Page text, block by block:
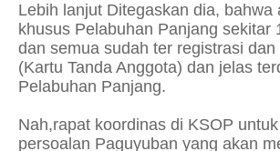
Lebih lanjut Ditegaskan dia, bahwa
khusus Pelabuhan Panjang sekitar
dan semua sudah ter registrasi dan
(Kartu Tanda Anggota) dan jelas
Pelabuhan Panjang.
Nah,rapat koordinas di KSOP
persoalan Paguyuban yang akan